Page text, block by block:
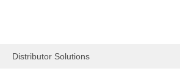
Distributor Solutions